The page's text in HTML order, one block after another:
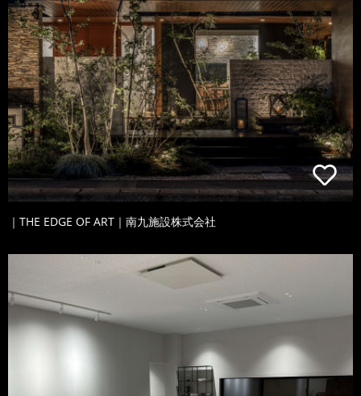
｜THE EDGE OF ART｜南九施設株式会社